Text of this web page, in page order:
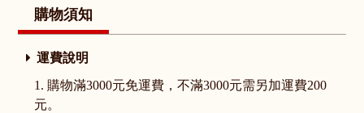
購物須知
運費說明
1. 購物滿3000元免運費，不滿3000元需另加運費200
元。